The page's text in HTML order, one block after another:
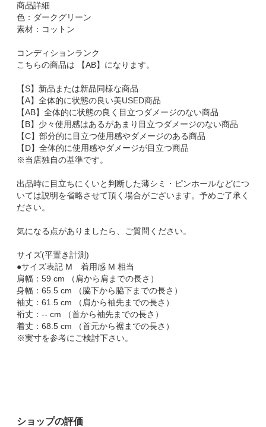
商品詳細
色：ダークグリーン
素材：コットン
コンディションランク
こちらの商品は 【AB】になります。
【S】新品または新品同様な商品
【A】全体的に状態の良い美USED商品
【AB】全体的に状態の良く目立つダメージのない商品
【B】少々使用感はあるがあまり目立つダメージのない商品
【C】部分的に目立つ使用感やダメージのある商品
【D】全体的に使用感やダメージが目立つ商品
※当店独自の基準です。
出品時に目立ちにくいと判断した薄シミ・ピンホールなどにつ
いては説明を省略させて頂く場合がございます。予めご了承く
ださい。
気になる点がありましたら、ご質問ください。
サイズ(平置き計測)
●サイズ表記 M 着用感 M 相当
肩幅：59 cm （肩から肩までの長さ）
身幅：65.5 cm （脇下から脇下までの長さ）
袖丈：61.5 cm （肩から袖先までの長さ）
裄丈：-- cm （首から袖先までの長さ）
着丈：68.5 cm （首元から裾までの長さ）
※実寸を参考にご検討下さい。
ショップの評価